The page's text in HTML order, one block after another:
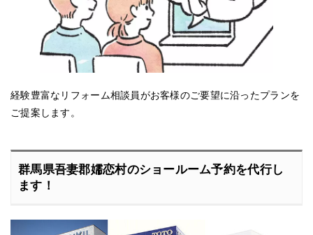
経験豊富なリフォーム相談員がお客様のご要望に沿ったプランを
ご提案します。
群馬県吾妻郡嬬恋村のショールーム予約を代行し
ます！